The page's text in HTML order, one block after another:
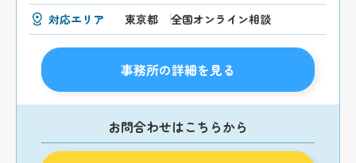
対応エリア 東京都 全国オンライン相談
事務所の詳細を見る
お問合わせはこちらから